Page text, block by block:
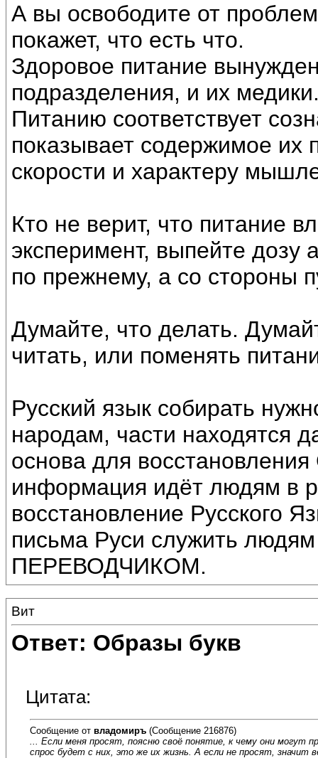
А вы освободите от
покажет, что есть что.
Здоровое питание
подразделения, и их
Питанию соответствует
показывает содержимое их
скорости и характеру
Кто не верит, что питание
эксперимент, выпейте дозу
по прежнему, а со стороны
Думайте, что делать.
читать, или поменять
Русский язык собирать
народам, части находятся
основа для
информация идёт людям в
восстановление Русского
письма Руси служить
ПЕРЕВОДЧИКОМ.
Вит
Ответ: Образы букв
Цитата:
Сообщение от владомиръ (Сообщение 216876)
... Если меня просят, поясню своё понятие, к чему они
спрос будет с них, это же их жизнь. А если не просят,